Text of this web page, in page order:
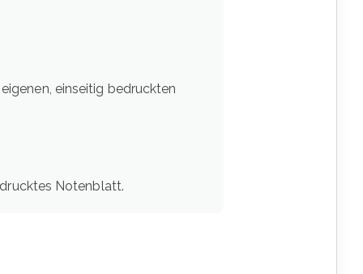
einseitig bedruckten
Notenblatt.